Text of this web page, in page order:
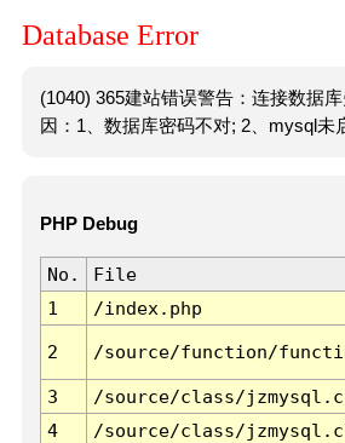
Database Error
(1040) 365建站错误警告：连接数据
因：1、数据库密码不对; 2、mysql未
PHP Debug
No. File
1
/index.php
2 /source/function/
3 /source/class/
4
/source/class/